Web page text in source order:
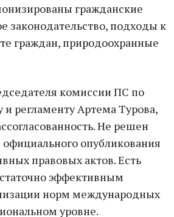
гражданские
законодательство, подходы к
граждан, природоохранные
комиссии ПС по
и регламенту Артема Турова,
Не решен
опубликования
правовых актов. Есть
эффективным
норм международных
уровне.